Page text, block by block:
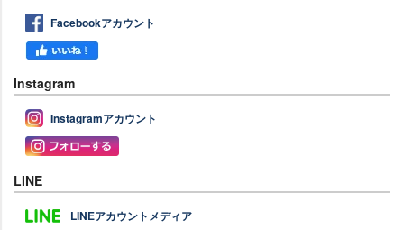
Facebookアカウント
Instagram
Instagramアカウント
LINE
LINEアカウントメディア